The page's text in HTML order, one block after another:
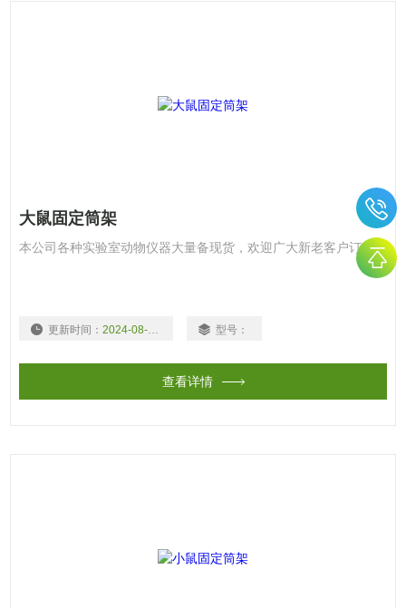
大鼠固定筒架
本公司各种实验室动物仪器大量备现货，欢迎广大新老客户订购
更新时间： 2024-08-03 型号：
查看详情